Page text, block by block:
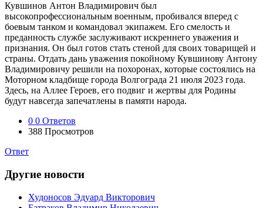
Кувшинов Антон Владимирович был
высокопрофессиональным военным, пробивался вперед с
боевым танком и командовал экипажем. Его смелость и
преданность службе заслуживают искреннего уважения и
признания. Он был готов стать стеной для своих товарищей и
страны. Отдать дань уважения покойному Кувшинову Антону
Владимировичу решили на похоронах, которые состоялись на
Моторном кладбище города Волгограда 21 июля 2023 года.
Здесь, на Аллее Героев, его подвиг и жертвы для Родины
будут навсегда запечатлены в памяти народа.
0 0 Ответов
388 Просмотров
Ответ
Другие новости
Худоносов Эдуард Викторович